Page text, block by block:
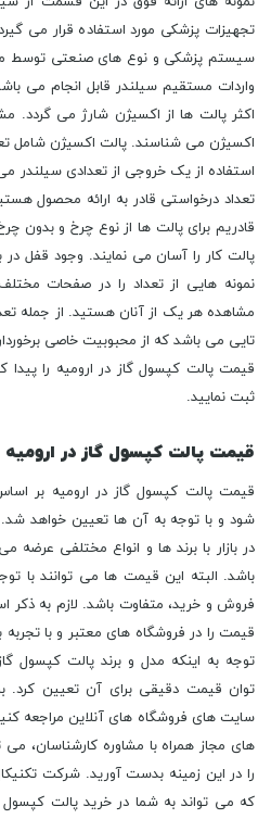
تجهیزات پزشکی مورد استفاده قرار می
سیستم پزشکی و نوع های صنعتی توسط
واردات مستقیم سیلندر قابل انجام می
اکثر پالت ها از اکسیژن شارژ می گردد.
اکسیژن می شناسند. پالت اکسیژن شامل
استفاده از یک خروجی از تعدادی سیلندر
تعداد درخواستی قادر به ارائه محصول
قادریم برای پالت ها از نوع چرخ و بدون
پالت کار را آسان می نمایند. وجود قفل در
نمونه هایی از تعداد را در صفحات
مشاهده هر یک از آنان هستید. از جمله
تایی می باشد که از محبوبیت خاصی
قیمت پالت کپسول گاز در ارومیه را
ثبت نمایید.
قیمت پالت کپسول گاز در ارومیه
قیمت پالت کپسول گاز در ارومیه بر
شود و با توجه به آن ها تعیین خواهد شد.
در بازار با برند ها و انواع مختلفی
باشد. البته این قیمت ها می توانند با
فروش و خرید، متفاوت باشد. لازم به ذکر
قیمت را در فروشگاه های معتبر و با
توجه به اینکه مدل و برند پالت کپسول
توان قیمت دقیقی برای آن تعیین کرد.
سایت های فروشگاه های آنلاین مراجعه
های مجاز همراه با مشاوره کارشناسان،
را در این زمینه بدست آورید. شرکت
که می تواند به شما در خرید پالت کپسول